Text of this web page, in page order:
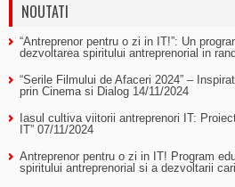
NOUTATI
“Antreprenor pentru o zi in IT!”: Un
dezvoltarea spiritului antreprenorial in
“Serile Filmului de Afaceri 2024” –
prin Cinema si Dialog 14/11/2024
Iasul cultiva viitorii antreprenori IT:
IT” 07/11/2024
Antreprenor pentru o zi in IT! Program
spiritului antreprenorial si a dezvoltarii